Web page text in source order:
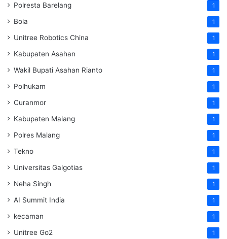
Polresta Barelang 1
Bola 1
Unitree Robotics China 1
Kabupaten Asahan 1
Wakil Bupati Asahan Rianto 1
Polhukam 1
Curanmor 1
Kabupaten Malang 1
Polres Malang 1
Tekno 1
Universitas Galgotias 1
Neha Singh 1
AI Summit India 1
kecaman 1
Unitree Go2 1